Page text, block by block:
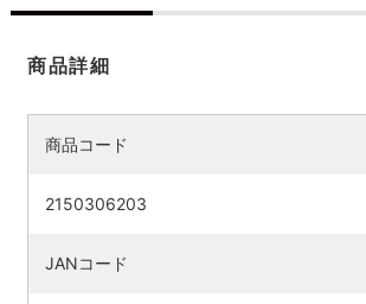
商品詳細
商品コード
2150306203
JANコード